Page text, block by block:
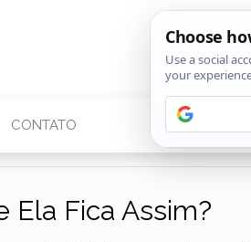
CONTATO
Ela Fica Assim?